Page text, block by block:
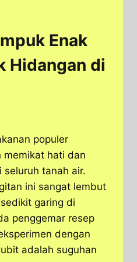
Enak
Hidangan di
populer
memikat hati dan
seluruh tanah air.
ini sangat lembut
garing di
penggemar resep
dengan
adalah suguhan